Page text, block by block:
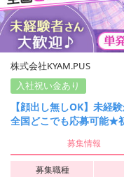
株式会社KYAM.PUS
入社祝い金あり
【顔出し無しOK】未経
全国どこでも応募可能★
募集情報
募集職種